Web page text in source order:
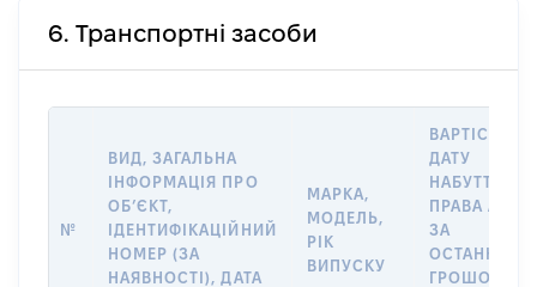
6. Транспортні засоби
№
ВИД, ЗАГАЛЬНА
ІНФОРМАЦІЯ ПРО
ОБʼЄКТ,
ІДЕНТИФІКАЦІЙНИЙ
НОМЕР (ЗА
НАЯВНОСТІ), ДАТА
МАРКА,
МОДЕЛЬ,
РІК
ВИПУСКУ
ВАРТІСТЬ НА
ДАТУ
НАБУТТЯ
ПРАВА АБО
ЗА
ГРОШОВОЮ